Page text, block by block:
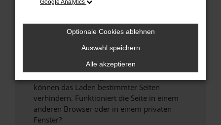
Internetverbindung.
Suchmaschine?
Prüfe deine Browsererweiterungen.
können das Laden bestimmter Seiten
verhindern. Funktioniert die Seite in einem
anderen Browser oder in einem privaten
Fenster?
Google Analytics
Optionale Cookies ablehnen
Auswahl speichern
Alle akzeptieren